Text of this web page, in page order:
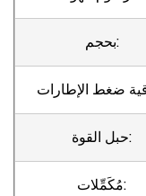
بحجم:
حبل القوة:
مُكَمِّلات: